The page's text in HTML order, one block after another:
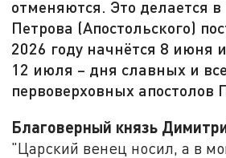
отменяются. Это делается
Петрова (Апостольского)
2026 году начнётся 8 июня
12 июля – дня славных и
первоверховных апостолов
Благоверный князь
"Царский венец носил, а в